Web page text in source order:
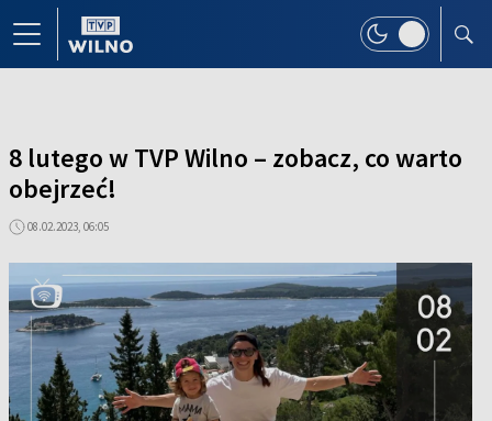
8 lutego w TVP Wilno – zobacz, co warto
obejrzeć!
08.02.2023, 06:05